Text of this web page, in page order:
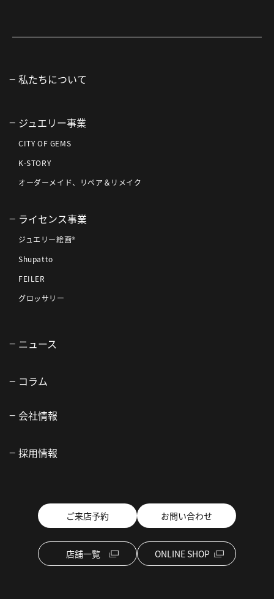
私たちについて
ジュエリー事業
CITY OF GEMS
K-STORY
オーダーメイド、リペア＆リメイク
ライセンス事業
ジュエリー絵画®
Shupatto
FEILER
グロッサリー
ニュース
コラム
会社情報
採用情報
ご来店予約 お問い合わせ
店舗一覧 ONLINE SHOP